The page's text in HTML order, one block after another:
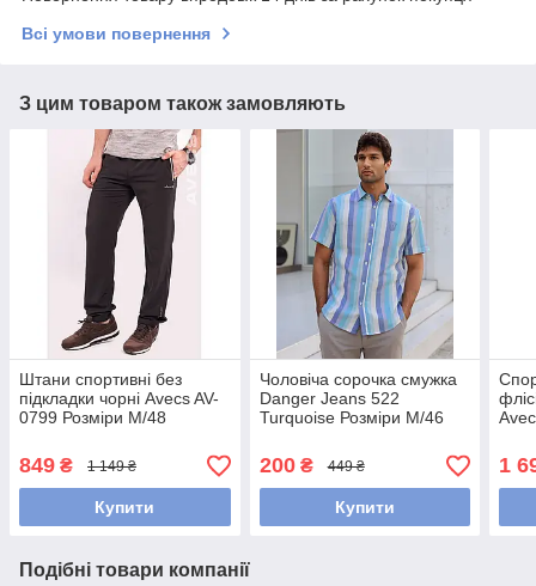
Всі умови повернення
З цим товаром також замовляють
Штани спортивні без
підкладки чорні Avecs AV-
0799 Розміри M/48
849 ₴ 1 149 ₴
Купити
Чоловіча сорочка смужка
Danger Jeans 522
Turquoise Розміри M/46
200₴ 449 ₴
Купити
1
Подібні товари компанії